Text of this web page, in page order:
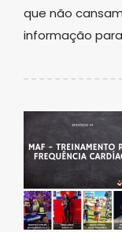
que não
informação